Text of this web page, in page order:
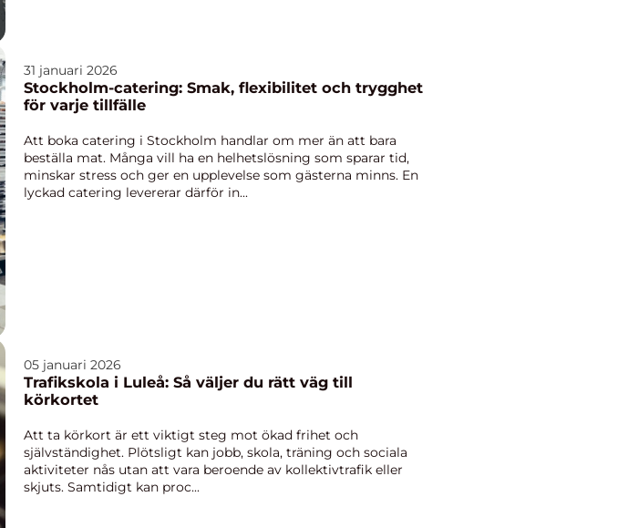
31 januari 2026
Stockholm-catering: Smak, flexibilitet och trygghet
för varje tillfälle
Att boka catering i Stockholm handlar om mer än att bara
beställa mat. Många vill ha en helhetslösning som sparar tid,
minskar stress och ger en upplevelse som gästerna minns. En
lyckad catering levererar därför in...
05 januari 2026
Trafikskola i Luleå: Så väljer du rätt väg till
körkortet
Att ta körkort är ett viktigt steg mot ökad frihet och
självständighet. Plötsligt kan jobb, skola, träning och sociala
aktiviteter nås utan att vara beroende av kollektivtrafik eller
skjuts. Samtidigt kan proc...